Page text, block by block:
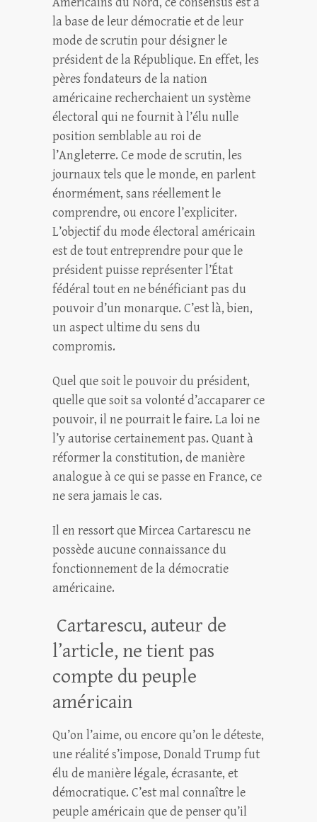
la base de leur démocratie et de leur
mode de scrutin pour désigner le
président de la République. En effet, les
pères fondateurs de la nation
américaine recherchaient un système
électoral qui ne fournit à l’élu nulle
position semblable au roi de
l’Angleterre. Ce mode de scrutin, les
journaux tels que le monde, en parlent
énormément, sans réellement le
comprendre, ou encore l’expliciter.
L’objectif du mode électoral américain
est de tout entreprendre pour que le
président puisse représenter l’État
fédéral tout en ne bénéficiant pas du
pouvoir d’un monarque. C’est là, bien,
un aspect ultime du sens du
compromis.
Quel que soit le pouvoir du président,
quelle que soit sa volonté d’accaparer ce
pouvoir, il ne pourrait le faire. La loi ne
l’y autorise certainement pas. Quant à
réformer la constitution, de manière
analogue à ce qui se passe en France, ce
ne sera jamais le cas.
Il en ressort que Mircea Cartarescu ne
possède aucune connaissance du
fonctionnement de la démocratie
américaine.
Cartarescu, auteur de
l’article, ne tient pas
compte du peuple
américain
Qu’on l’aime, ou encore qu’on le déteste,
une réalité s’impose, Donald Trump fut
élu de manière légale, écrasante, et
démocratique. C’est mal connaître le
peuple américain que de penser qu’il